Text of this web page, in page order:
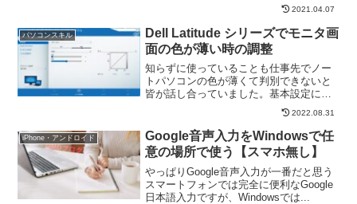
2021.04.07
パソコンスキル
Dell Latitude シリーズでモニタ画
面の色が薄い時の調整
知らずに使っていることも仕事先でノー
トパソコンの色が薄くて判別できないと
皆が話し合っていました。基本設定に戻
2022.08.31
iPhone・アンドロイド
Google音声入力をWindowsで任
意の場所で使う【スマホ無し】
やっぱりGoogle音声入力が一番だと思う
スマートフォンでは完全に便利なGoogle
日本語入力ですが、Windowsでは...